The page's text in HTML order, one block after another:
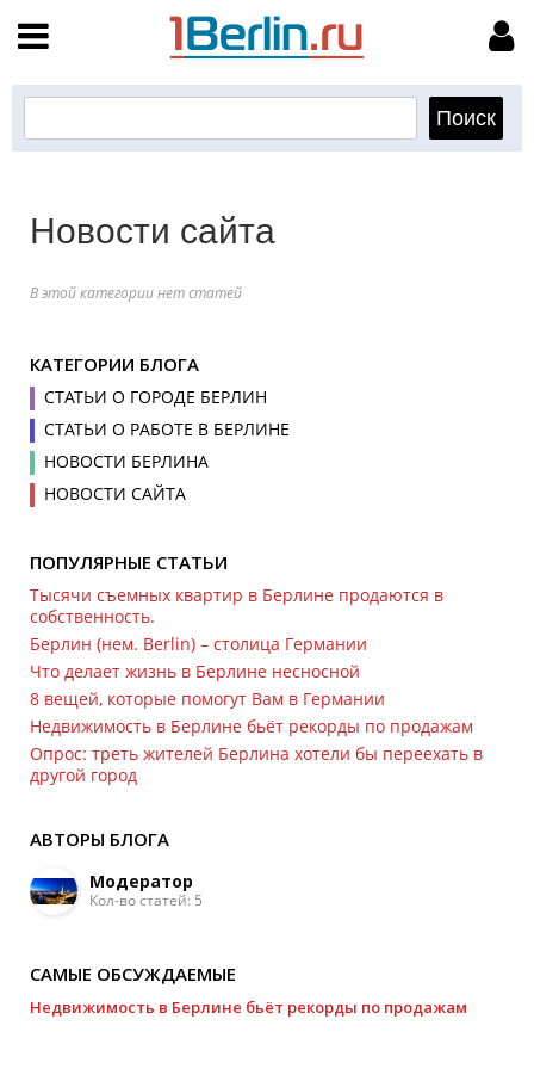
Текстовая реклама
Цены на услуги
Помощь
Обратная связь
МОЙ АККАУНТ
Новости сайта
В этой категории нет статей
КАТЕГОРИИ БЛОГА
СТАТЬИ О ГОРОДЕ БЕРЛИН
СТАТЬИ О РАБОТЕ В БЕРЛИНЕ
НОВОСТИ БЕРЛИНА
НОВОСТИ САЙТА
ПОПУЛЯРНЫЕ СТАТЬИ
Тысячи съемных квартир в Берлине продаются в
собственность.
Берлин (нем. Berlin) – столица Германии
Что делает жизнь в Берлине несносной
8 вещей, которые помогут Вам в Германии
Недвижимость в Берлине бьёт рекорды по продажам
Опрос: треть жителей Берлина хотели бы переехать в
другой город
АВТОРЫ БЛОГА
Модератор
Кол-во статей: 5
САМЫЕ ОБСУЖДАЕМЫЕ
Недвижимость в Берлине бьёт рекорды по продажам